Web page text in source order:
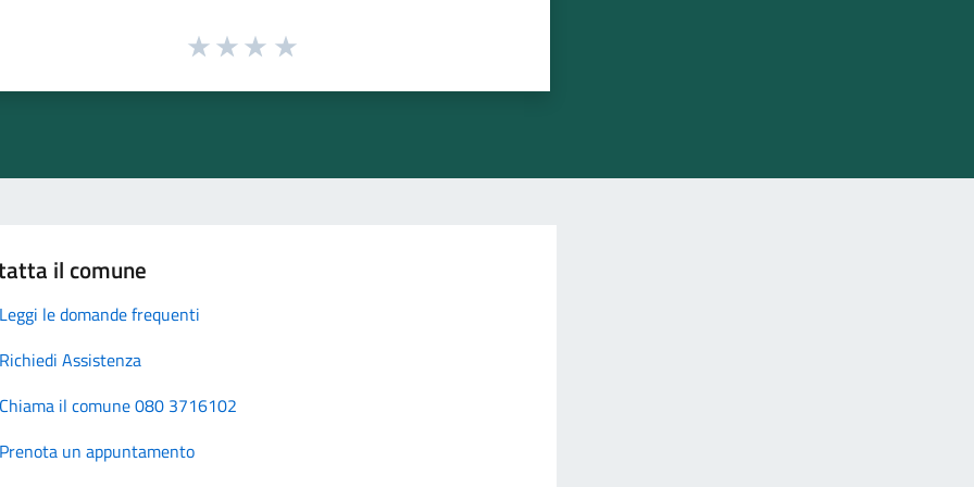
il comune
Leggi le domande frequenti
Richiedi Assistenza
Chiama il comune 080 3716102
Prenota un appuntamento